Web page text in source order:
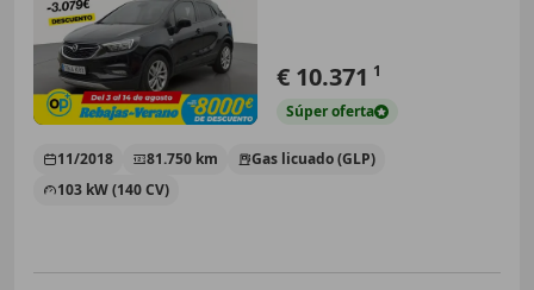
€ 10.371 1
Súperoferta
11/2018 81.750 km
Gas licuado (GLP)
103 kW (140 CV)